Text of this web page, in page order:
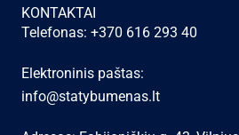
KONTAKTAI
Telefonas: +370 616 293 40
Elektroninis paštas:
info@statybumenas.lt